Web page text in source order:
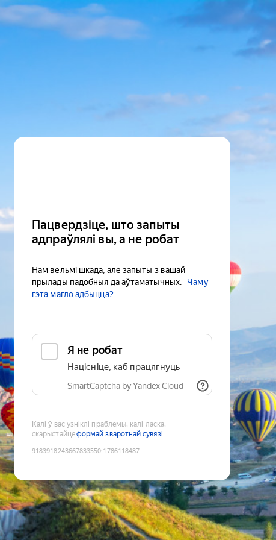
Пацвердзіце, што запыты
адпраўлялі вы, а не робат
Нам вельмі шкада, але запыты з вашай
прылады падобныя да аўтаматычных.
Чаму
гэта магло адбыцца?
Я не робат
Націсніце, каб працягнуць
SmartCaptcha by Yandex Cloud
Калі ў вас узніклі праблемы, калі ласка,
скарыстайцеформай зваротнай сувязі
9183918243667833550:1786118487